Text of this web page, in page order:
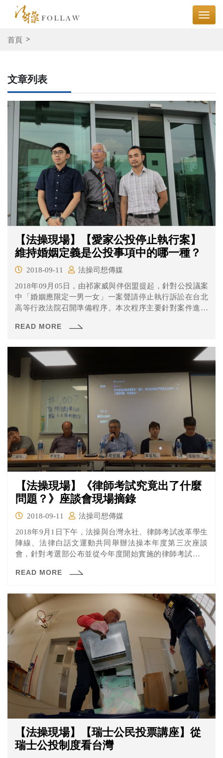
首頁
文章列表
【法操現場】【愛家公投停止執行案】
維持婚姻定義是公投事項中的哪一種？
2018-09-11
法操司想傳媒
2018年09月05日，由祁家威與伴侶盟提起，針對公投議案
中「婚姻應限定一男一女」一案聲請停止執行訴訟在台北
高等行政法院召開準備程序。本次程序主要針對案件進行
READ MORE
【法操現場】《律師考試究竟出了什麼
問題？》座談會現場摘錄
2018-09-11
法操司想傳媒
2018年9月1日下午，法操與台灣永社、律師考試改革學生
陣線、法律白話文運動共同舉辦法操本年度第三次座談
會，針對考選部公布並從今年度開始實施的律師考試新制
生、考生以及律師的廣泛討論，到底我國律師考試、養成
題？從不同的角色和角度來看及格新制，是否會有不一樣
的觀點呢？
READ MORE
【法操現場】【瑞士公民投票講座】從
瑞士公投制度看台灣